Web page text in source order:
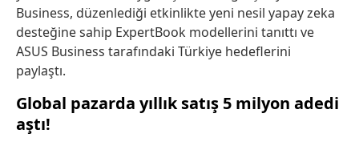
Business, düzenlediği etkinlikte yeni nesil yapay zeka
desteğine sahip ExpertBook modellerini tanıttı ve
ASUS Business tarafındaki Türkiye hedeflerini
paylaştı.
Global pazarda yıllık satış 5 milyon adedi
aştı!